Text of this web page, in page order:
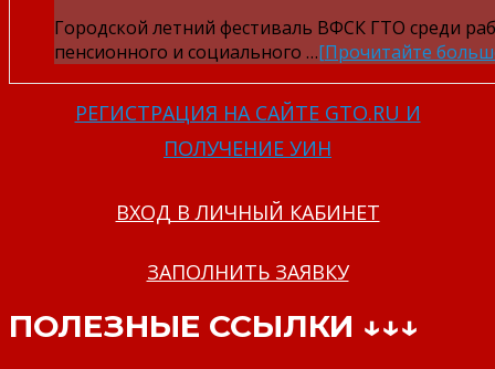
Городской летний фестиваль ВФСК ГТО среди
пенсионного и социального …[Прочитайте
РЕГИСТРАЦИЯ НА САЙТЕ GTO.RU И
ПОЛУЧЕНИЕ УИН
ВХОД В ЛИЧНЫЙ КАБИНЕТ
ЗАПОЛНИТЬ ЗАЯВКУ
ПОЛЕЗНЫЕ ССЫЛКИ ↓↓↓